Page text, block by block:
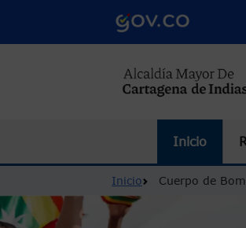
Inicio
Ruta de navegación
Inicio Cuerpo de